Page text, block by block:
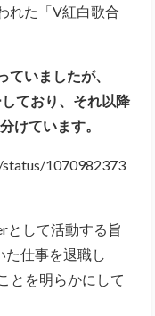
れた「V紅白歌合
いましたが、
ており、それ以降
けています。
1070982373
として活動する旨
た仕事を退職し
とを明らかにして